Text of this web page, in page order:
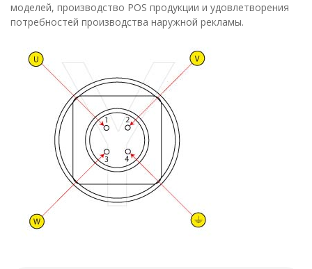
моделей, производство POS продукции и удовлетворения
потребностей производства наружной рекламы.